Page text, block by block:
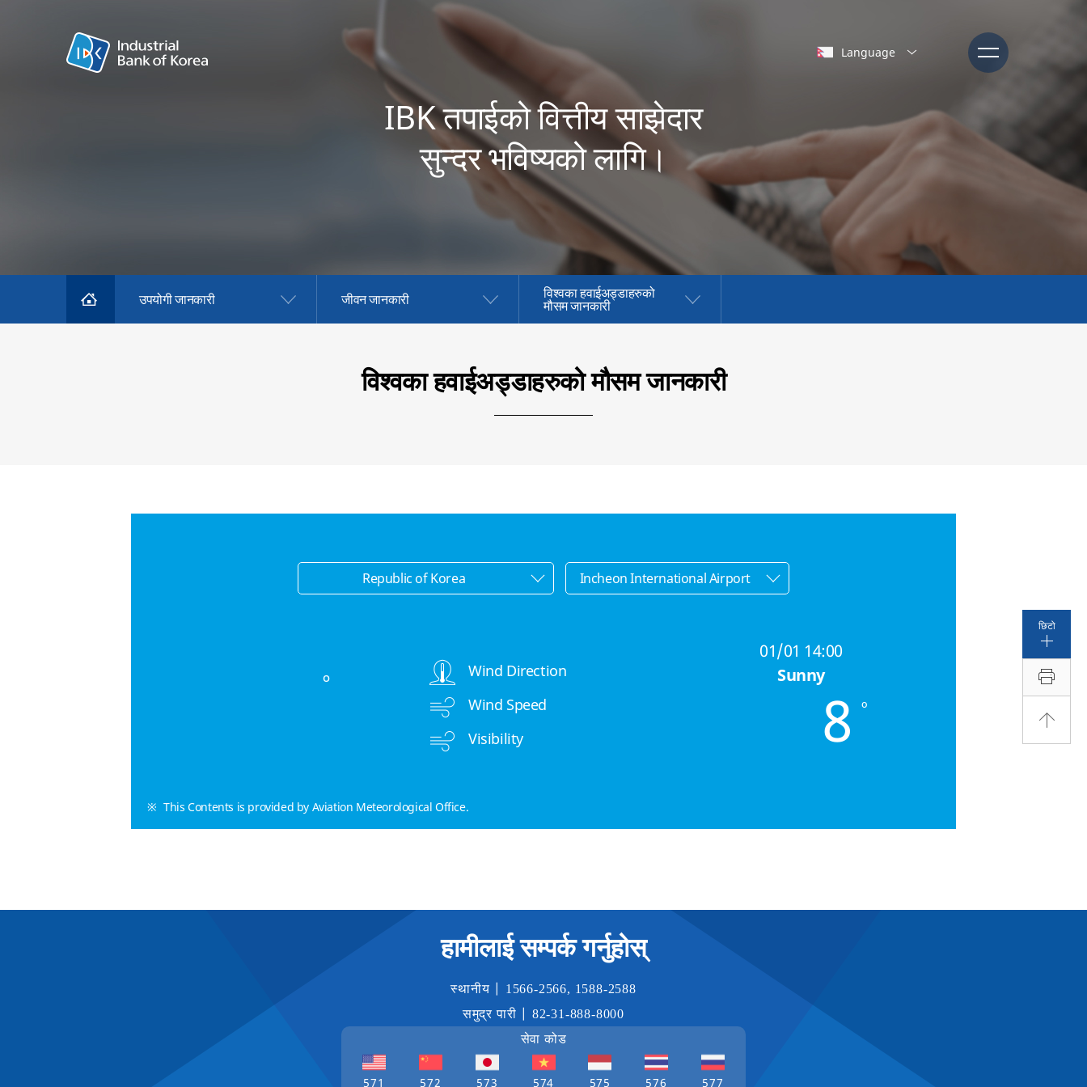
Language
IBK तपाईको वित्तीय साझेदार
सुन्दर भविष्यको लागि।
उपयोगी जानकारी जीवन जानकारी विश्वका हवाईअड्डाहरुको
मौसम जानकारी
विश्वका हवाईअड्डाहरुको मौसम जानकारी
Wind Direction
Wind Speed
Visibility
01/01 14:00
Sunny
8
This Contents is provided by Aviation Meteorological Office.
हामीलाई सम्पर्क गर्नुहोस्
स्थानीय | 1566-2566, 1588-2588
समुद्र पारी | 82-31-888-8000
सेवा कोड
571 572 573 574 575 576 577
छिटो